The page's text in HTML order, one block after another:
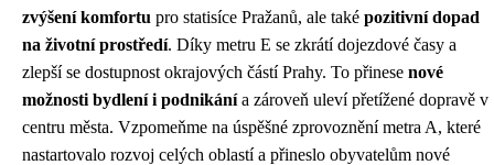
zvýšení komfortu pro statisíce Pražanů, ale také pozitivní dopad
na životní prostředí. Díky metru E se zkrátí dojezdové časy a
zlepší se dostupnost okrajových částí Prahy. To přinese nové
možnosti bydlení i podnikánía zároveň uleví přetížené dopravě v
centru města. Vzpomeňme na úspěšné zprovoznění metra A, které
nastartovalo rozvoj celých oblastí a přineslo obyvatelům nové